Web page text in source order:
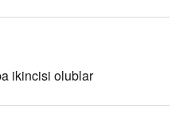
ikincisi olublar